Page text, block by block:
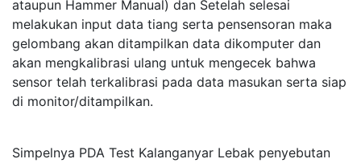
ataupun Hammer Manual) dan Setelah selesai
melakukan input data tiang serta pensensoran maka
gelombang akan ditampilkan data dikomputer dan
akan mengkalibrasi ulang untuk mengecek bahwa
sensor telah terkalibrasi pada data masukan serta siap
di monitor/ditampilkan.
Simpelnya PDA Test Kalanganyar Lebak penyebutan